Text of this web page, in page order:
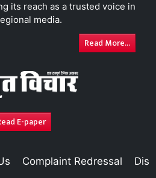
its reach as a trusted voice in
media.
Read More...
E-paper
Complaint Redressal